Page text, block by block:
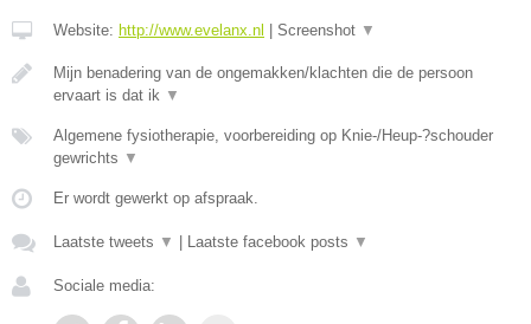
Website: http://www.evelanx.nl Screenshot ▼
Mijn benadering van de ongemakken/klachten die de persoon
ervaart is dat ik ▼
Algemene fysiotherapie, voorbereiding op Knie-/Heup-?schouder
gewrichts ▼
Er wordt gewerkt op afspraak.
Laatste tweets ▼ Laatste facebook posts ▼
Sociale media: